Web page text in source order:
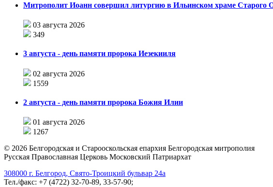
Митрополит Иоанн совершил литургию в Ильинском храме Старого
03 августа 2026
349
3 августа - день памяти пророка Иезекииля
02 августа 2026
1559
2 августа - день памяти пророка Божия Илии
01 августа 2026
1267
© 2026 Белгородская и Старооскольская епархия Белгородская митрополия
Русская Православная Церковь Московский Патриархат
308000 г. Белгород, Свято-Троицкий бульвар 24а
Тел./факс: +7 (4722) 32-70-89, 33-57-90;